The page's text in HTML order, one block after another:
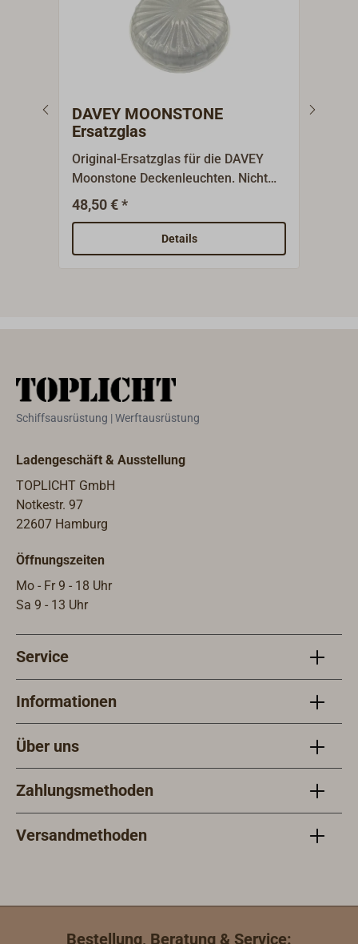
DAVEY MOONSTONE
Ersatzglas
Original-Ersatzglas für die DAVEY
Moonstone Deckenleuchten. Nicht
für die flache Variante geeignet.
48,50 € *
Details
Schiffsausrüstung | Werftausrüstung
Ladengeschäft & Ausstellung
TOPLICHT GmbH
Notkestr. 97
22607 Hamburg
Öffnungszeiten
Mo - Fr 9 - 18 Uhr
Sa 9 - 13 Uhr
Service
Informationen
Über uns
Zahlungsmethoden
Versandmethoden
Bestellung, Beratung & Service: